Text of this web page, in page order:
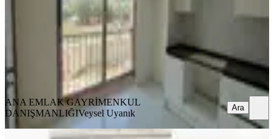
50.000 ₺
ANA EMLAK GAYRİMENKUL DANIŞMANLIĞI
Ara
ANA EMLAK GAYRİMENKUL
DANIŞMANLIĞIVeysel Uyanık Ara